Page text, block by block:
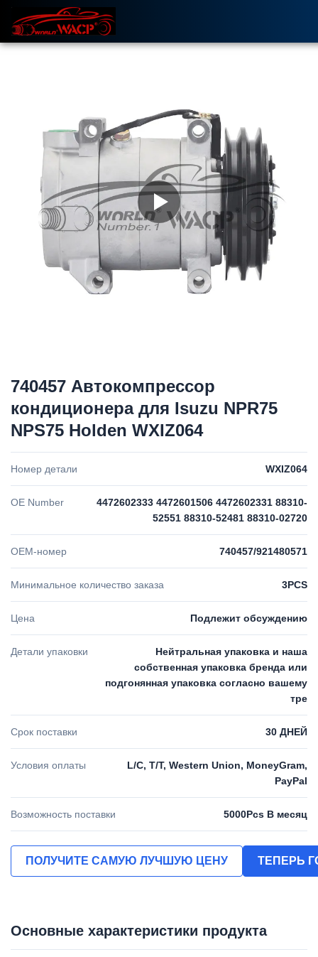
740457 Автокомпрессор
кондиционера для Isuzu NPR75
NPS75 Holden WXIZ064
Номер детали WXIZ064
OE Number
4472602333 4472601506 4472602331 88310-
52551 88310-52481 88310-02720
OEM-номер 740457/921480571
Минимальное количество заказа 3PCS
Цена Подлежит обсуждению
Детали упаковки
Нейтральная упаковка и наша
собственная упаковка бренда или
подгонянная упаковка согласно вашему
тре
Срок поставки 30 ДНЕЙ
Условия оплаты
L/C, T/T, Western Union, MoneyGram,
PayPal
Возможность поставки 5000Pcs В месяц
ПОЛУЧИТЕ САМУЮ ЛУЧШУЮ ЦЕНУ ТЕПЕРЬ
Основные характеристики продукта